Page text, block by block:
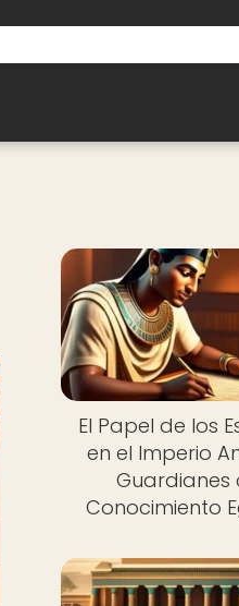
El Papel de los
en el Imperio
Guardianes
Conocimiento